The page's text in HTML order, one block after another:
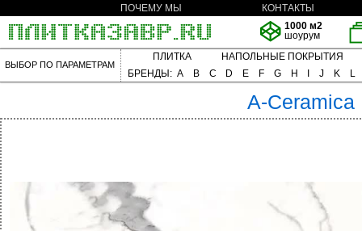
ПОЧЕМУ МЫ
КОНТАКТЫ
1000 м2
шоурум
ВЫБОР ПО ПАРАМЕТРАМ
ПЛИТКА
НАПОЛЬНЫЕ ПОКРЫТИЯ
БРЕНДЫ: A B C D E F G H J K L
A-Ceramica